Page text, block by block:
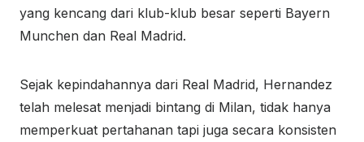
yang kencang dari klub-klub besar seperti Bayern
Munchen dan Real Madrid.
Sejak kepindahannya dari Real Madrid, Hernandez
telah melesat menjadi bintang di Milan, tidak hanya
memperkuat pertahanan tapi juga secara konsisten